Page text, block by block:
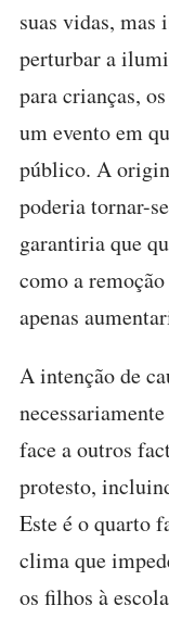
suas vidas, mas
perturbar a
para crianças,
um evento em
público. A
poderia tornar-
garantiria que
como a
apenas
A intenção de
face a outros
protesto,
Este é o quarto
clima que
os filhos à